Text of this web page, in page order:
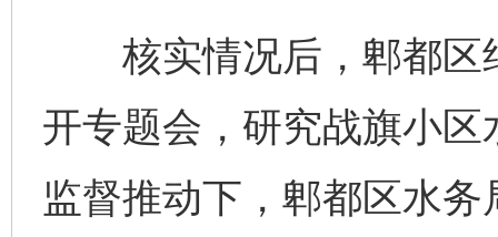
核实情况后，郫都区
开专题会，研究战旗小
监督推动下，郫都区水